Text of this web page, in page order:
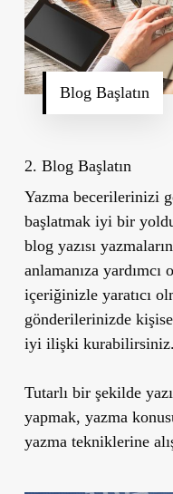
Blog Başlatın
2. Blog Başlatın
Yazma becerilerinizi
başlatmak iyi bir
blog yazısı
anlamanıza
içeriğinizle yaratıcı
gönderilerinizde
iyi ilişki kurabilirsiniz.
Tutarlı bir şekilde
yapmak, yazma
yazma tekniklerine